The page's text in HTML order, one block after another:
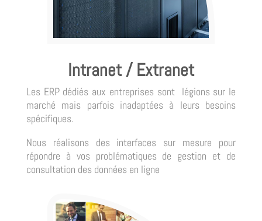
Intranet / Extranet
Les ERP dédiés aux entreprises sont légions sur le
marché mais parfois inadaptées à leurs besoins
spécifiques.
Nous réalisons des interfaces sur mesure pour
répondre à vos problématiques de gestion et de
consultation des données en ligne